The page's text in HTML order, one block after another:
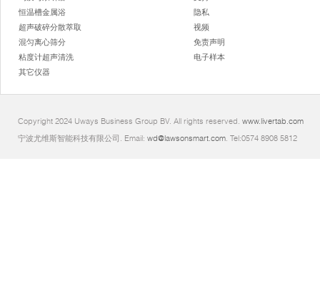
恒温槽金属浴
超声破碎分散萃取
混匀离心筛分
粘度计超声清洗
其它仪器
隐私
视频
免责声明
电子样本
Copyright 2024 Uways Business Group BV. All rights reserved. www.livertab.com
宁波尤维斯智能科技有限公司. Email: wd@lawsonsmart.com. Tel:0574 8908 5812